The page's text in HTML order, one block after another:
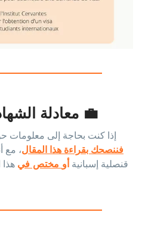
💼 معادلة
إذا كنت بحاجة إلى معلومات
فننصحك بقراءة هذا المقال، مع
قنصلية إسبانية أومختص فيهذا